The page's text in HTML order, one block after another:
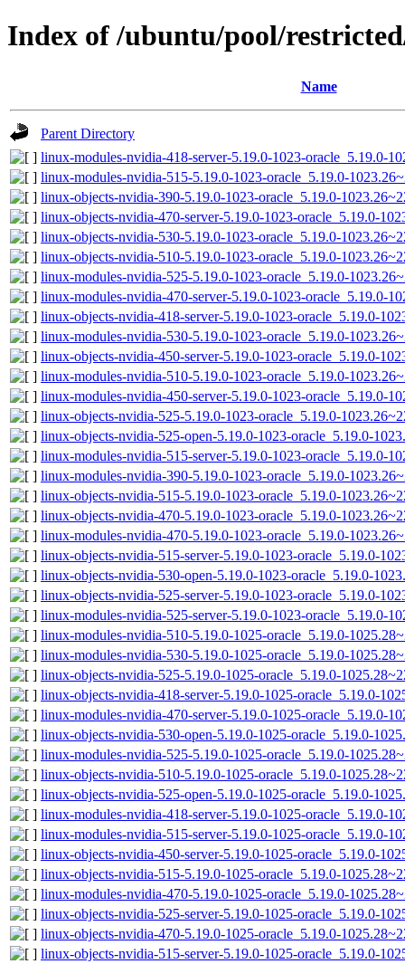
Index of /ubuntu/pool/
Name
Parent Directory
linux-modules-nvidia-418-server-5.19.0-1023-oracle_5.19.0-
linux-modules-nvidia-515-5.19.0-1023-oracle_5.19.0-
linux-objects-nvidia-390-5.19.0-1023-oracle_5.19.0-
linux-objects-nvidia-470-server-5.19.0-1023-oracle_5.19.0-
linux-objects-nvidia-530-5.19.0-1023-oracle_5.19.0-
linux-objects-nvidia-510-5.19.0-1023-oracle_5.19.0-
linux-modules-nvidia-525-5.19.0-1023-oracle_5.19.0-
linux-modules-nvidia-470-server-5.19.0-1023-oracle_5.19.0-
linux-objects-nvidia-418-server-5.19.0-1023-oracle_5.19.0-
linux-modules-nvidia-530-5.19.0-1023-oracle_5.19.0-
linux-objects-nvidia-450-server-5.19.0-1023-oracle_5.19.0-
linux-modules-nvidia-510-5.19.0-1023-oracle_5.19.0-
linux-modules-nvidia-450-server-5.19.0-1023-oracle_5.19.0-
linux-objects-nvidia-525-5.19.0-1023-oracle_5.19.0-
linux-objects-nvidia-525-open-5.19.0-1023-oracle_5.19.0-
linux-modules-nvidia-515-server-5.19.0-1023-oracle_5.19.0-
linux-modules-nvidia-390-5.19.0-1023-oracle_5.19.0-
linux-objects-nvidia-515-5.19.0-1023-oracle_5.19.0-
linux-objects-nvidia-470-5.19.0-1023-oracle_5.19.0-
linux-modules-nvidia-470-5.19.0-1023-oracle_5.19.0-
linux-objects-nvidia-515-server-5.19.0-1023-oracle_5.19.0-
linux-objects-nvidia-530-open-5.19.0-1023-oracle_5.19.0-
linux-objects-nvidia-525-server-5.19.0-1023-oracle_5.19.0-
linux-modules-nvidia-525-server-5.19.0-1023-oracle_5.19.0-
linux-modules-nvidia-510-5.19.0-1025-oracle_5.19.0-
linux-modules-nvidia-530-5.19.0-1025-oracle_5.19.0-
linux-objects-nvidia-525-5.19.0-1025-oracle_5.19.0-
linux-objects-nvidia-418-server-5.19.0-1025-oracle_5.19.0-
linux-modules-nvidia-470-server-5.19.0-1025-oracle_5.19.0-
linux-objects-nvidia-530-open-5.19.0-1025-oracle_5.19.0-
linux-modules-nvidia-525-5.19.0-1025-oracle_5.19.0-
linux-objects-nvidia-510-5.19.0-1025-oracle_5.19.0-
linux-objects-nvidia-525-open-5.19.0-1025-oracle_5.19.0-
linux-modules-nvidia-418-server-5.19.0-1025-oracle_5.19.0-
linux-modules-nvidia-515-server-5.19.0-1025-oracle_5.19.0-
linux-objects-nvidia-450-server-5.19.0-1025-oracle_5.19.0-
linux-objects-nvidia-515-5.19.0-1025-oracle_5.19.0-
linux-modules-nvidia-470-5.19.0-1025-oracle_5.19.0-
linux-objects-nvidia-525-server-5.19.0-1025-oracle_5.19.0-
linux-objects-nvidia-470-5.19.0-1025-oracle_5.19.0-
linux-objects-nvidia-515-server-5.19.0-1025-oracle_5.19.0-